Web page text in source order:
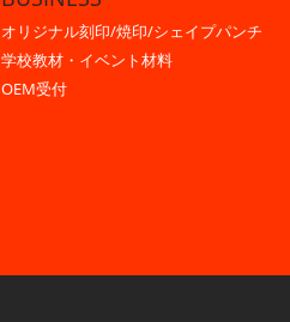
オリジナル刻印/焼印/シェイプパンチ
学校教材・イベント材料
OEM受付